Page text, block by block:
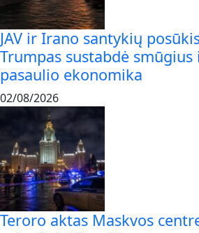
JAV ir Irano santykių
Trumpas sustabdė
pasaulio ekonomika
02/08/2026
Teroro aktas Maskvos